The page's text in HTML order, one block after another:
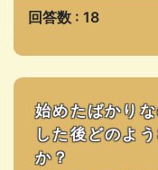
回答数 : 18
始めたばかり
した後どのよ
か？